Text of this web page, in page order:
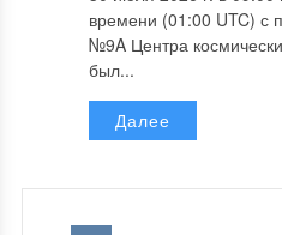
времени (01:00 UTC) с
№9A Центра
был...
Далее